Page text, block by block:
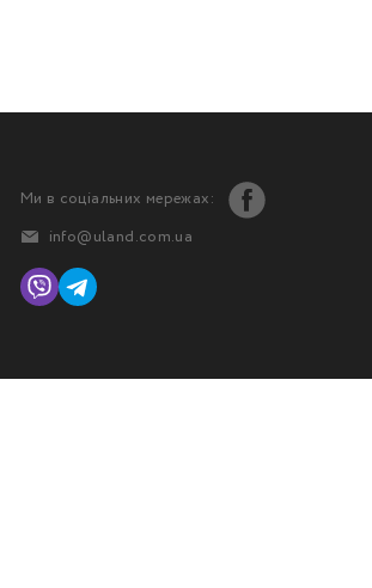
Ми в соціальних мережах:
info@uland.com.ua